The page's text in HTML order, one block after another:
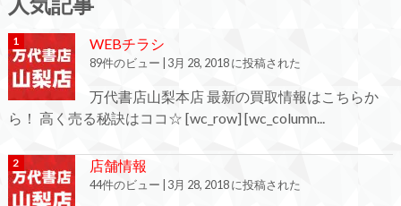
WEBチラシ
89件のビュー | 3月 28, 2018 に投稿された
万代書店山梨本店 最新の買取情報はこちらか
ら！ 高く売る秘訣はココ☆ [wc_row] [wc_column...
店舗情報
44件のビュー | 3月 28, 2018 に投稿された